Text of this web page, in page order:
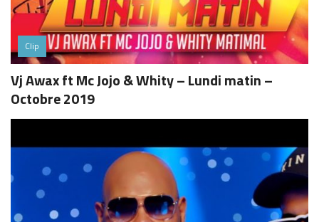
Clip
Vj Awax ft Mc Jojo & Whity – Lundi matin –
Octobre 2019